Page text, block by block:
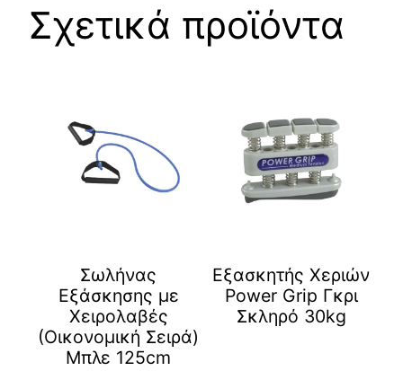
Σχετικά προϊόντα
Σωλήνας
Εξάσκησης με
Χειρολαβές
(Οικονομική Σειρά)
Μπλε 125cm
Εξασκητής Χεριών
Power Grip Γκρι
Σκληρό 30kg